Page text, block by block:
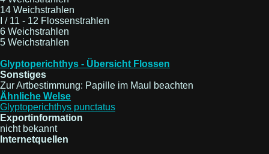
14 Weichstrahlen
I / 11 - 12 Flossenstrahlen
6 Weichstrahlen
5 Weichstrahlen
Glyptoperichthys - Übersicht Flossen
Sonstiges
Zur Artbestimmung: Papille im Maul beachten
Ähnliche Welse
Glyptoperichthys punctatus
Exportinformation
nicht bekannt
Internetquellen